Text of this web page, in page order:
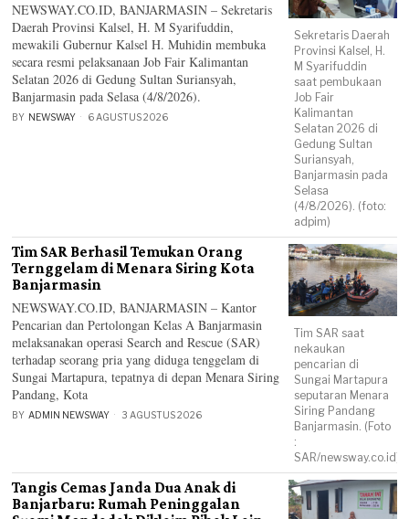
Sekretaris Daerah
Provinsi Kalsel, H.
M Syarifuddin
saat pembukaan
Job Fair
Kalimantan
Selatan 2026 di
Gedung Sultan
Suriansyah,
Banjarmasin pada
Selasa
(4/8/2026). (foto:
adpim)
NEWSWAY.CO.ID, BANJARMASIN – Sekretaris
Daerah Provinsi Kalsel, H. M Syarifuddin,
mewakili Gubernur Kalsel H. Muhidin membuka
secara resmi pelaksanaan Job Fair Kalimantan
Selatan 2026 di Gedung Sultan Suriansyah,
Banjarmasin pada Selasa (4/8/2026).
BY NEWSWAY 6 AGUSTUS 2026
Tim SAR saat
nekaukan
pencarian di
Sungai Martapura
seputaran Menara
Siring Pandang
Banjarmasin. (Foto
:
SAR/newsway.co.id)
Tim SAR Berhasil Temukan Orang
Ternggelam di Menara Siring Kota
Banjarmasin
NEWSWAY.CO.ID, BANJARMASIN – Kantor
Pencarian dan Pertolongan Kelas A Banjarmasin
melaksanakan operasi Search and Rescue (SAR)
terhadap seorang pria yang diduga tenggelam di
Sungai Martapura, tepatnya di depan Menara Siring
Pandang, Kota
BY ADMIN NEWSWAY 3 AGUSTUS 2026
Tangis Cemas Janda Dua Anak di
Banjarbaru: Rumah Peninggalan